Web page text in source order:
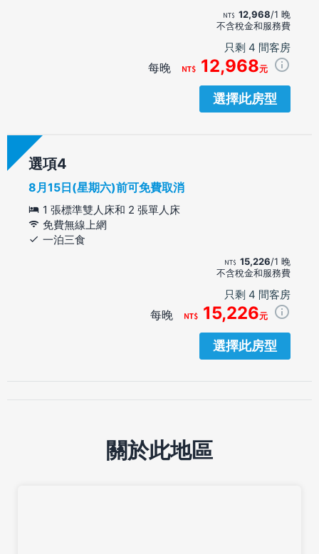
12,968/1 晚
不含稅金和服務費
只剩 4 間客房
每晚 12,968元
選擇此房型
選項
8月15日(星期六)前可免費取消
1 張標準雙人床和 2 張單人床
免費無線上網
一泊三食
15,226/1 晚
不含稅金和服務費
只剩 4 間客房
每晚 15,226元
選擇此房型
關於此地區